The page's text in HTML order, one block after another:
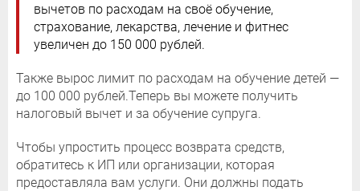
вычетов по расходам на своё обучение,
страхование, лекарства, лечение и фитнес
увеличен до 150 000 рублей.
Также вырос лимит по расходам на обучение детей —
до 100 000 рублей.Теперь вы можете получить
налоговый вычет и за обучение супруга.
Чтобы упростить процесс возврата средств,
обратитесь к ИП или организации, которая
предоставляла вам услуги. Они должны подать